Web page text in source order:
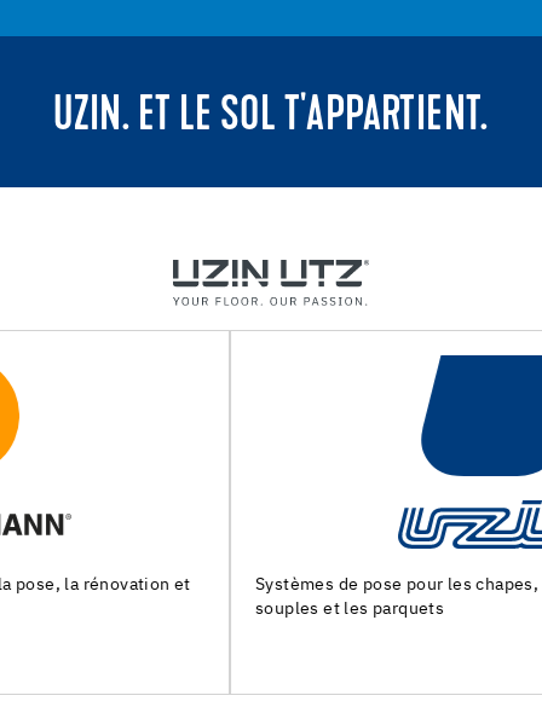
UZIN. ET LE SOL T'APPARTIENT.
Systèmes de pose pour les chapes, les revêtements de sols